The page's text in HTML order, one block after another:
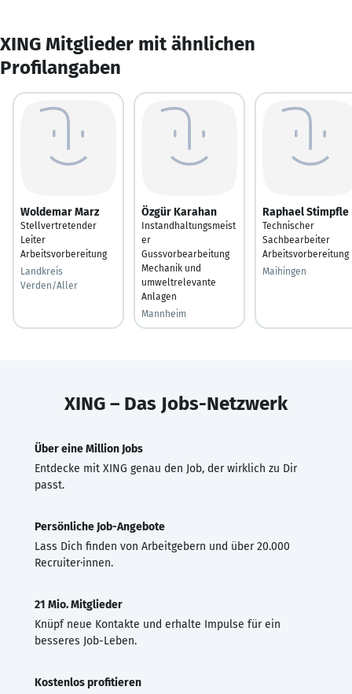
XING Mitglieder mit ähnlichen
Profilangaben
Woldemar Marz
Stellvertretender
Leiter
Arbeitsvorbereitung
Landkreis
Verden/Aller
Özgür Karahan
Instandhaltungsmeist
er
Gussvorbearbeitung
Mechanik und
umweltrelevante
Anlagen
Mannheim
Raphael Stimpfle
Technischer
Sachbearbeiter
Arbeitsvorbereitung
Maihingen
XING – Das Jobs-Netzwerk
Über eine Million Jobs
Entdecke mit XING genau den Job, der wirklich zu Dir
passt.
Persönliche Job-Angebote
Lass Dich finden von Arbeitgebern und über 20.000
Recruiter·innen.
21 Mio. Mitglieder
Knüpf neue Kontakte und erhalte Impulse für ein
besseres Job-Leben.
Kostenlos profitieren